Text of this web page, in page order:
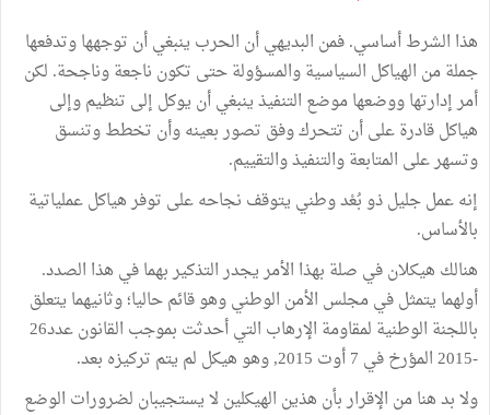
هذا الشرط أساسي. فمن البديهي أن الحرب ينبغي أن توجهها وتدفعها
جملة من الهياكل السياسية والمسؤولة حتى تكون ناجعة وناجحة. لكن
أمر إدارتها ووضعها موضع التنفيذ ينبغي أن يوكل إلى تنظيم وإلى
هياكل قادرة على أن تتحرك وفق تصور بعينه وأن تخطط وتنسق
وتسهر على المتابعة والتنفيذ والتقييم.
إنه عمل جليل ذو بُعْد وطني يتوقف نجاحه على توفر هياكل عملياتية
بالأساس.
هنالك هيكلان في صلة بهذا الأمر يجدر التذكير بهما في هذا الصدد.
أولهما يتمثل في مجلس الأمن الوطني وهو قائم حاليا؛ وثانيهما يتعلق
باللجنة الوطنية لمقاومة الإرهاب التي أحدثت بموجب القانون عدد26
-2015 المؤرخ في 7 أوت 2015, وهو هيكل لم يتم تركيزه بعد.
ولا بد هنا من الإقرار بأن هذين الهيكلين لا يستجيبان لضرورات الوضع